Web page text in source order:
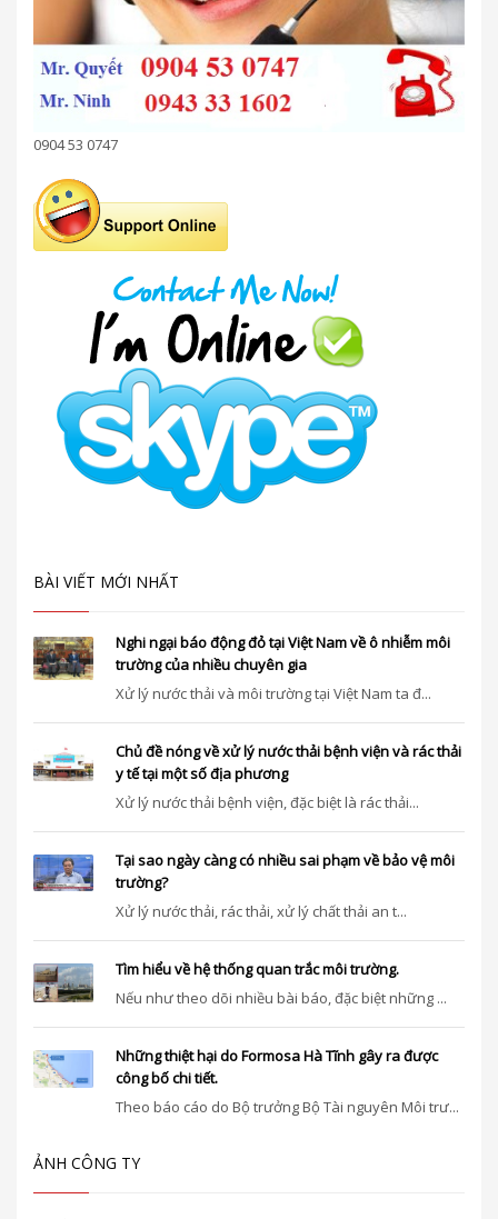
0904 53 0747
BÀI VIẾT MỚI NHẤT
Nghi ngại báo động đỏ tại Việt Nam về ô nhiễm môi
trường của nhiều chuyên gia
Xử lý nước thải và môi trường tại Việt Nam ta đ...
Chủ đề nóng về xử lý nước thải bệnh viện và rác thải
y tế tại một số địa phương
Xử lý nước thải bệnh viện, đặc biệt là rác thải...
Tại sao ngày càng có nhiều sai phạm về bảo vệ môi
trường?
Xử lý nước thải, rác thải, xử lý chất thải an t...
Tìm hiểu về hệ thống quan trắc môi trường.
Nếu như theo dõi nhiều bài báo, đặc biệt những ...
Những thiệt hại do Formosa Hà Tĩnh gây ra được
công bố chi tiết.
Theo báo cáo do Bộ trưởng Bộ Tài nguyên Môi trư...
ẢNH CÔNG TY